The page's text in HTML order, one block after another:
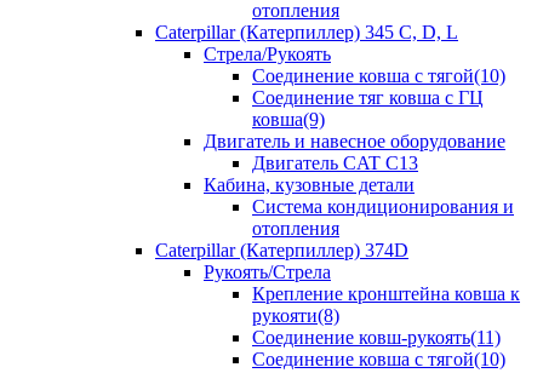
отопления
Caterpillar (Катерпиллер) 345 C, D, L
Стрела/Рукоять
Соединение ковша с тягой(10)
Соединение тяг ковша с ГЦ
ковша(9)
Двигатель и навесное оборудование
Двигатель CAT C13
Кабина, кузовные детали
Система кондиционирования и
отопления
Caterpillar (Катерпиллер) 374D
Рукоять/Стрела
Крепление кронштейна ковша к
рукояти(8)
Соединение ковш-рукоять(11)
Соединение ковша с тягой(10)